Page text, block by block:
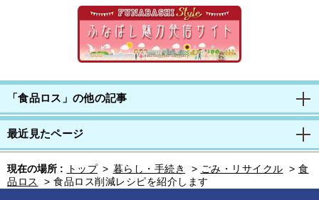
「食品ロス」の他の記事
最近見たページ
現在の場所 : トップ > 暮らし・手続き > ごみ・リサイクル > 食
品ロス
> 食品ロス削減レシピを紹介します